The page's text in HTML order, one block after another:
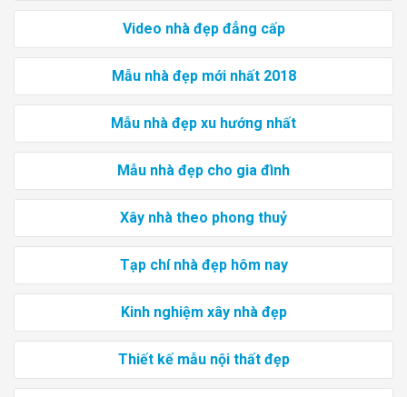
Video nhà đẹp đẳng cấp
Mẫu nhà đẹp mới nhất 2018
Mẫu nhà đẹp xu hướng nhất
Mẫu nhà đẹp cho gia đình
Xây nhà theo phong thuỷ
Tạp chí nhà đẹp hôm nay
Kinh nghiệm xây nhà đẹp
Thiết kế mẫu nội thất đẹp